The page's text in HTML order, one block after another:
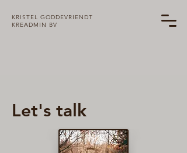
KRISTEL GODDEVRIENDT
KREADMIN BV
Let's talk